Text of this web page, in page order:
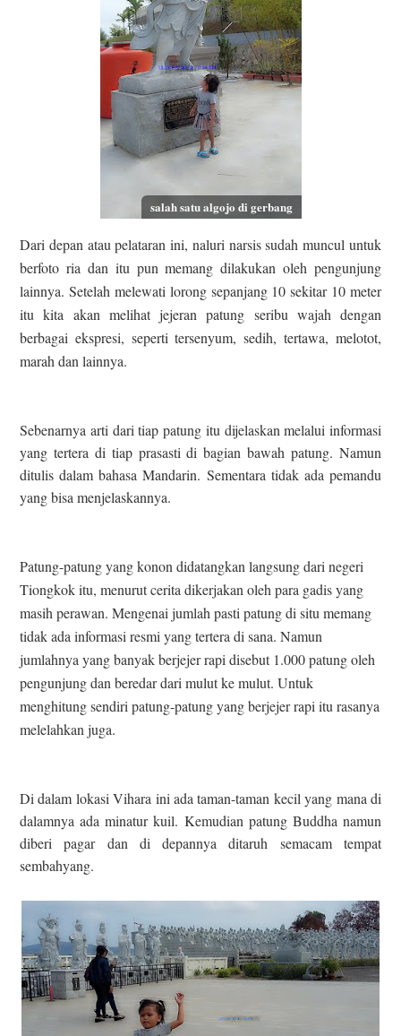
salah satu algojo di gerbang
Dari depan atau pelataran ini, naluri narsis sudah muncul untuk
berfoto ria dan itu pun memang dilakukan oleh pengunjung
lainnya. Setelah melewati lorong sepanjang 10 sekitar 10 meter
itu kita akan melihat jejeran patung seribu wajah dengan
berbagai ekspresi, seperti tersenyum, sedih, tertawa, melotot,
marah dan lainnya.
Sebenarnya arti dari tiap patung itu dijelaskan melalui informasi
yang tertera di tiap prasasti di bagian bawah patung. Namun
ditulis dalam bahasa Mandarin. Sementara tidak ada pemandu
yang bisa menjelaskannya.
Patung-patung yang konon didatangkan langsung dari negeri
Tiongkok itu, menurut cerita dikerjakan oleh para gadis yang
masih perawan. Mengenai jumlah pasti patung di situ memang
tidak ada informasi resmi yang tertera di sana. Namun
jumlahnya yang banyak berjejer rapi disebut 1.000 patung oleh
pengunjung dan beredar dari mulut ke mulut. Untuk
menghitung sendiri patung-patung yang berjejer rapi itu rasanya
melelahkan juga.
Di dalam lokasi Vihara ini ada taman-taman kecil yang mana di
dalamnya ada minatur kuil. Kemudian patung Buddha namun
diberi pagar dan di depannya ditaruh semacam tempat
sembahyang.